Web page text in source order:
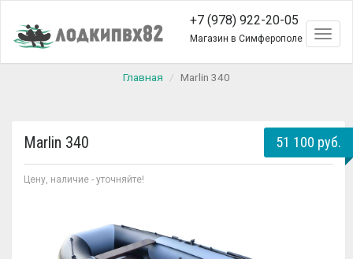
+7 (978) 922-20-05
Магазин в Симферополе
Главная Marlin 340
Marlin 340
Цену, наличие - уточняйте!
51 100 руб.